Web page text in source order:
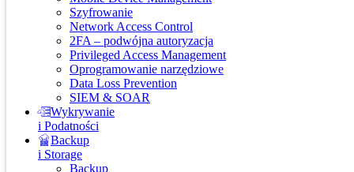
Szyfrowanie
Network Access Control
2FA – podwójna autoryzacja
Privileged Access Management
Oprogramowanie narzędziowe
Data Loss Prevention
SIEM & SOAR
Wykrywanie
i Podatności
Backup
i Storage
Backup